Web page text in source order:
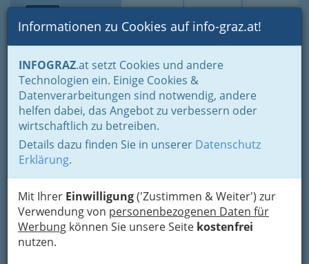
Suche Login Toggle
Informationen zu Cookies auf info-graz.at!
INFOGRAZ.at setzt Cookies und andere
Technologien ein. Einige Cookies &
Datenverarbeitungen sind notwendig, andere
helfen dabei, das Angebot zu verbessern oder
wirtschaftlich zu betreiben.
Details dazu finden Sie in unserer Datenschutz
Erklärung.
Mit Ihrer Einwilligung('Zustimmen & Weiter') zur
Verwendung von personenbezogenen Daten für
Werbung können Sie unsere Seite kostenfrei
nutzen.
Home Lebens-Guide
Nachwuchs, Eltern - Familien
Rund ums Lernen - Lerntypen, Lernmethoden
Lerntipps
Lerntipps
Also machen wir Lernen doch zu einem Erlebnis:
Wieso erleben wir z.B. Geschichte oder Biologie nicht einmal hautnah,
indem man auf eine „Zeitreise“ geht, einen Bauernhof besucht,
Ausflüge in den Wald macht. Das bringt nicht nur Spannung,
Aufregung und Spaß, sondern auch die Möglichkeit anschaulich zu
lernen und in die Lernstoff aktiv einzutauchen.